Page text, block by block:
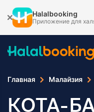
Halalbooking
Приложение для
Главная Малайзия
КОТА-